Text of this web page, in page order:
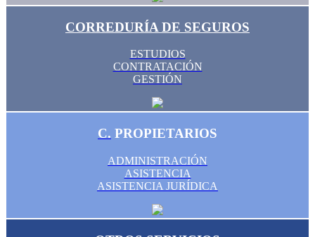
CORREDURÍA DE SEGUROS
ESTUDIOS
CONTRATACIÓN
GESTIÓN
C. PROPIETARIOS
ADMINISTRACIÓN
ASISTENCIA
ASISTENCIA JURÍDICA